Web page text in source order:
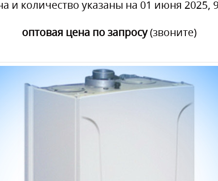
и количество указаны на 01 июня 2025,
оптовая цена по запросу(звоните)